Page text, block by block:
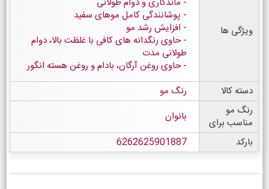
ویژگی ها
پوشانندگی کامل موهای سفید
افزایش رشد مو
حاوی رنگدانه های کافی با غلظت بالا، دوام
طولانی مدت
حاوی روغن آرگان، بادام و روغن هسته انگور
دسته کالا
رنگ مو
رنگ مو
مناسب برای
بانوان
بارکد
6262625901887